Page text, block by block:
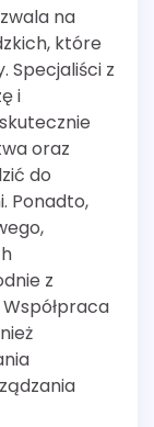
na
które
Specjaliści z
i
oraz
do
Ponadto,
z